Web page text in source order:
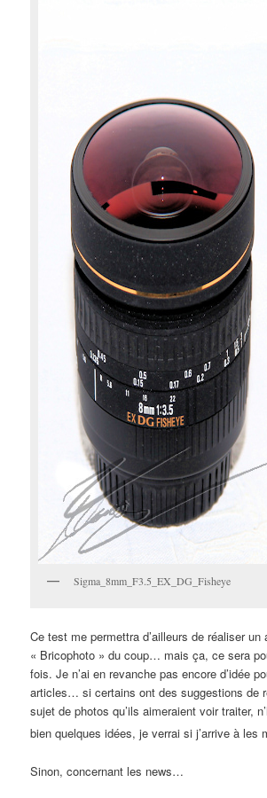
Sigma_8mm_F3.5_EX_DG_Fisheye
Ce test me permettra d’ailleurs de réaliser un
« Bricophoto » du coup… mais ça, ce sera
fois. Je n’ai en revanche pas encore d’idée
articles… si certains ont des suggestions de
sujet de photos qu’ils aimeraient voir traiter,
bien quelques idées, je verrai si j’arrive à les
Sinon, concernant les news…